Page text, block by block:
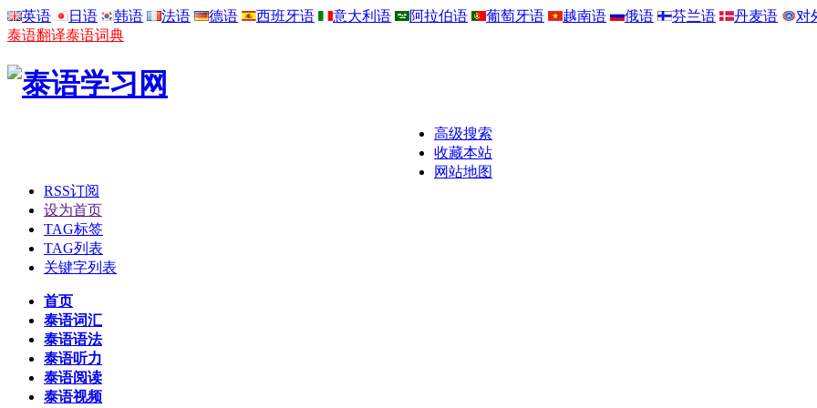
英语 日语 韩语 法语 德语 西班牙语 意大利语 阿拉伯语 葡萄牙语 越南语 俄语 芬兰语 丹麦语
对
泰语翻译泰语词典
高级搜索
收藏本站
网站地图
RSS订阅
设为首页
TAG标签
TAG列表
关键字列表
首页
泰语词汇
泰语语法
泰语听力
泰语阅读
泰语视频